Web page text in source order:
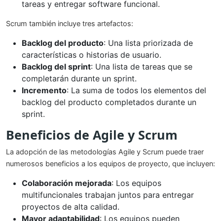
tareas y entregar software funcional.
Scrum también incluye tres artefactos:
Backlog del producto: Una lista priorizada de
características o historias de usuario.
Backlog del sprint: Una lista de tareas que se
completarán durante un sprint.
Incremento: La suma de todos los elementos del
backlog del producto completados durante un
sprint.
Beneficios de Agile y Scrum
La adopción de las metodologías Agile y Scrum puede traer
numerosos beneficios a los equipos de proyecto, que incluyen:
Colaboración mejorada: Los equipos
multifuncionales trabajan juntos para entregar
proyectos de alta calidad.
Mayor adaptabilidad: Los equipos pueden